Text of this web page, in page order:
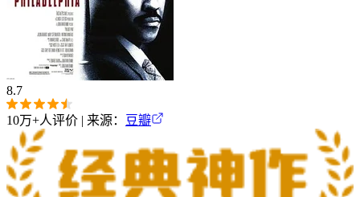
8.7
10万+人评价 | 来源： 豆瓣